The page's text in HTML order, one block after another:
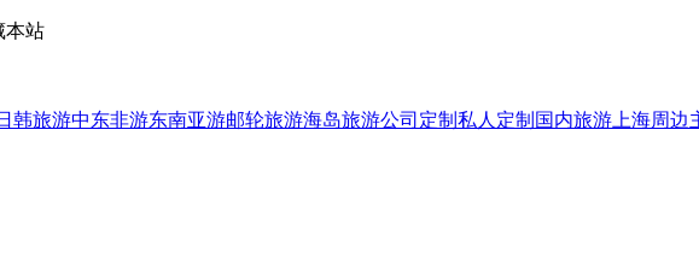
本站
韩旅游中东非游东南亚游邮轮旅游海岛旅游公司定制 私人定制 国内旅游 上海周边